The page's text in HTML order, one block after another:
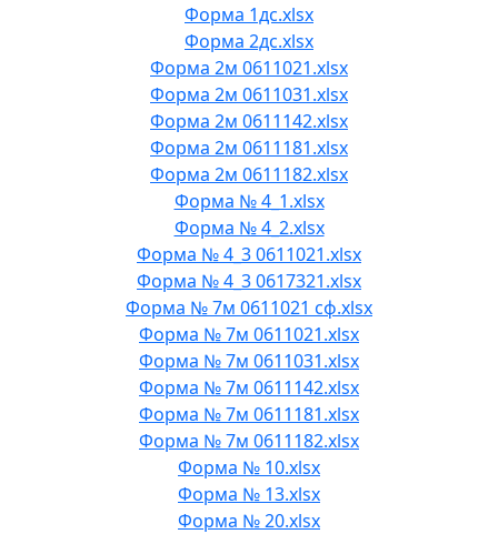
Форма 1дс.xlsx
Форма 2дс.xlsx
Форма 2м 0611021.xlsx
Форма 2м 0611031.xlsx
Форма 2м 0611142.xlsx
Форма 2м 0611181.xlsx
Форма 2м 0611182.xlsx
Форма № 4_1.xlsx
Форма № 4_2.xlsx
Форма № 4_3 0611021.xlsx
Форма № 4_3 0617321.xlsx
Форма № 7м 0611021 сф.xlsx
Форма № 7м 0611021.xlsx
Форма № 7м 0611031.xlsx
Форма № 7м 0611142.xlsx
Форма № 7м 0611181.xlsx
Форма № 7м 0611182.xlsx
Форма № 10.xlsx
Форма № 13.xlsx
Форма № 20.xlsx